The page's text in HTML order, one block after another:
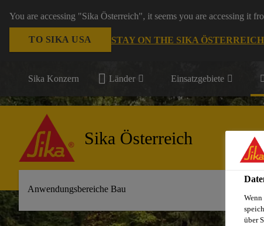
You are accessing "Sika Österreich", it seems you are accessing it
TO SIKA USA STAY ON THE SIKA
Sika Konzern Länder Einsatzgebiete
Sika Österreich
Anwendungsbereiche Bau
über